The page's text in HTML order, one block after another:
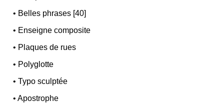
• Belles phrases [40]
• Enseigne composite
• Plaques de rues
• Polyglotte
•Typo sculptée
•Apostrophe